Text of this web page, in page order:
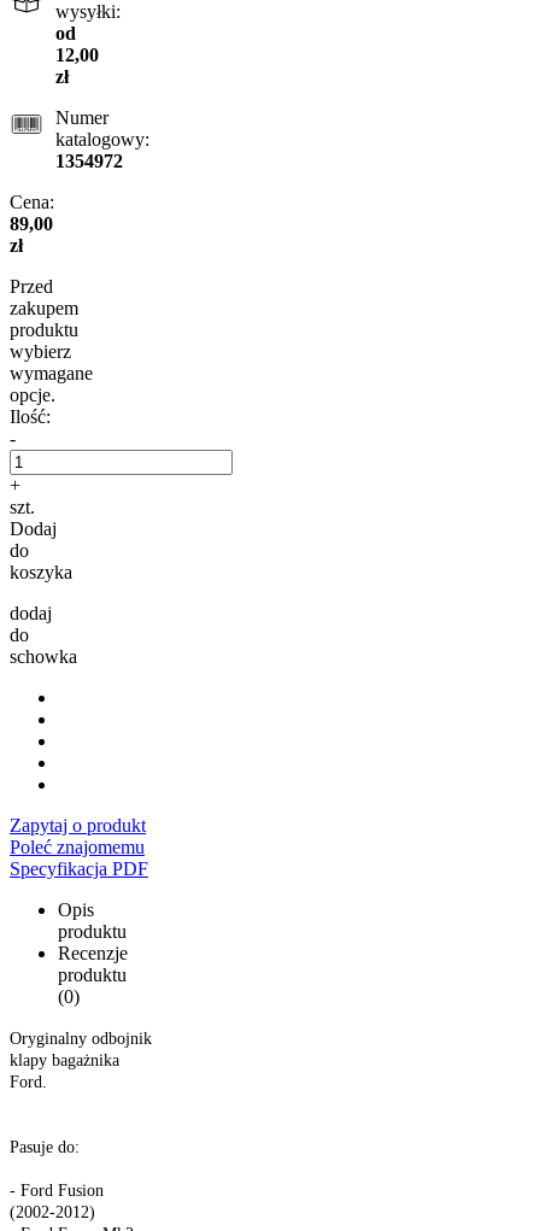
wysyłki:
od
12,00
zł
Numer
katalogowy:
1354972
Cena:
89,00
zł
Przed
zakupem
produktu
wybierz
wymagane
opcje.
Ilość:
-
+
szt.
Dodaj
do
koszyka
dodaj
do
schowka
Zapytaj o produkt
Poleć znajomemu
Specyfikacja PDF
Opis
produktu
Recenzje
produktu
(0)
Oryginalny odbojnik
klapy bagażnika
Ford.
Pasuje do:
- Ford Fusion
(2002-2012)